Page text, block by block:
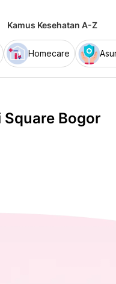
Kamus Kesehatan A-Z
Homecare
Bogor